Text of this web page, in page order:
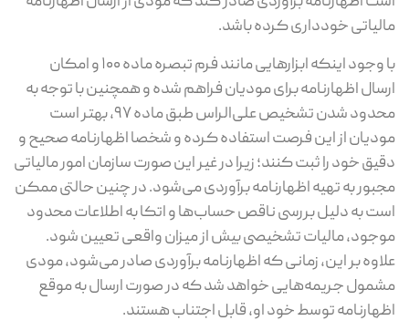
مالیاتی خودداری کرده باشد.
با وجود اینکه ابزارهایی مانند فرم تبصره ماده ۱۰۰ و امکان
ارسال اظهارنامه برای مودیان فراهم شده و همچنین با توجه به
محدود شدن تشخیص علی‌الراس طبق ماده ۹۷، بهتر است
مودیان از این فرصت استفاده کرده و شخصا اظهارنامه صحیح و
دقیق خود را ثبت کنند؛ زیرا در غیر این صورت سازمان امور مالیاتی
مجبور به تهیه اظهارنامه برآوردی می‌شود. در چنین حالتی ممکن
است به دلیل بررسی ناقص حساب‌ها و اتکا به اطلاعات محدود
موجود، مالیات تشخیصی بیش از میزان واقعی تعیین شود.
علاوه بر این، زمانی که اظهارنامه برآوردی صادر می‌شود، مودی
مشمول جریمه‌هایی خواهد شد که در صورت ارسال به‌ موقع
اظهارنامه توسط خود او، قابل اجتناب هستند.